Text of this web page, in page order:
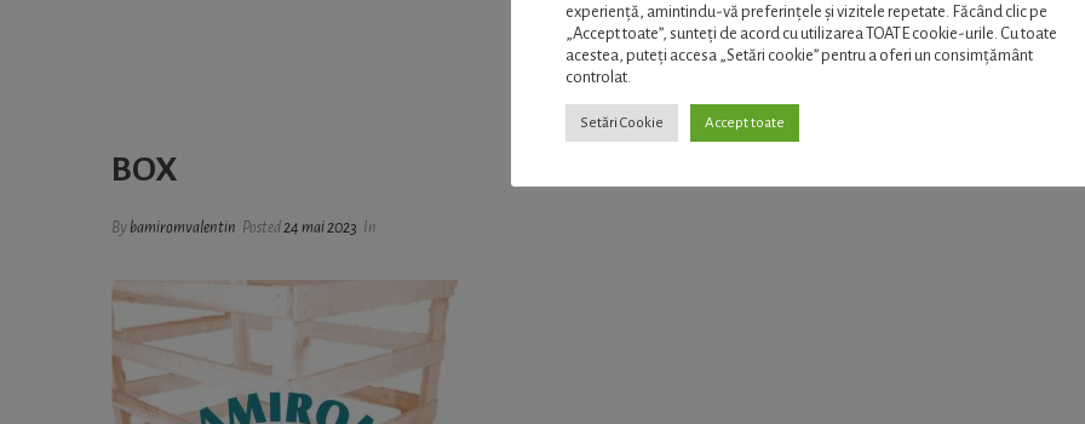
BOX
By bamiromvalentin Posted24 mai 2023 In
experiență, amintindu-vă preferințele și vizitele repetate. Făcând clic pe
„Accept toate”, sunteți de acord cu utilizarea TOATE cookie-urile. Cu toate
acestea, puteți accesa „Setări cookie” pentru a oferi un consimțământ
controlat.
Setări Cookie Accept toate